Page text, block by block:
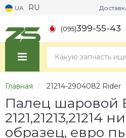
UA RU
(095)399-55-43
Главная 21214-2904082 Rider
Палец шаровой
2121,21213,21214
образец, евро